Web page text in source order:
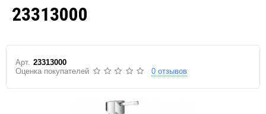
23313000
Арт. 23313000
Оценка покупателей
0 отзывов